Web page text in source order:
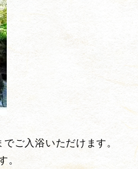
ご入浴いただけます。
。